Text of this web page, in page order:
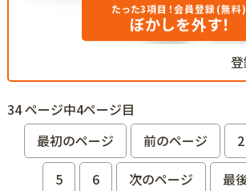
たった3項目！会員登録(無料)
ぼかしを外す！
34 ページ中4ページ目
最初のページ
前のページ 2
5
6 次のページ 最